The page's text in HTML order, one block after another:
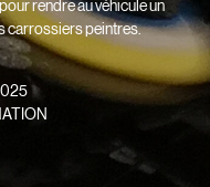
rendre au véhicule un
carrossiers peintres.